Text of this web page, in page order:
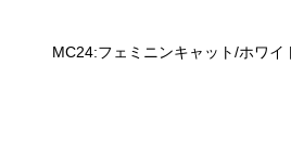
MC24:フェミニンキャット/ホワイ